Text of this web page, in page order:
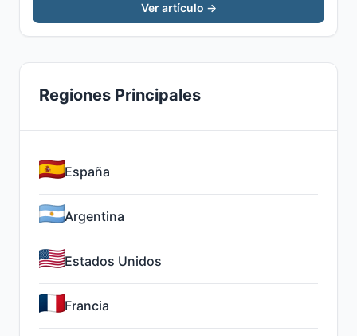
Ver artículo →
Regiones Principales
España
Argentina
Estados Unidos
Francia